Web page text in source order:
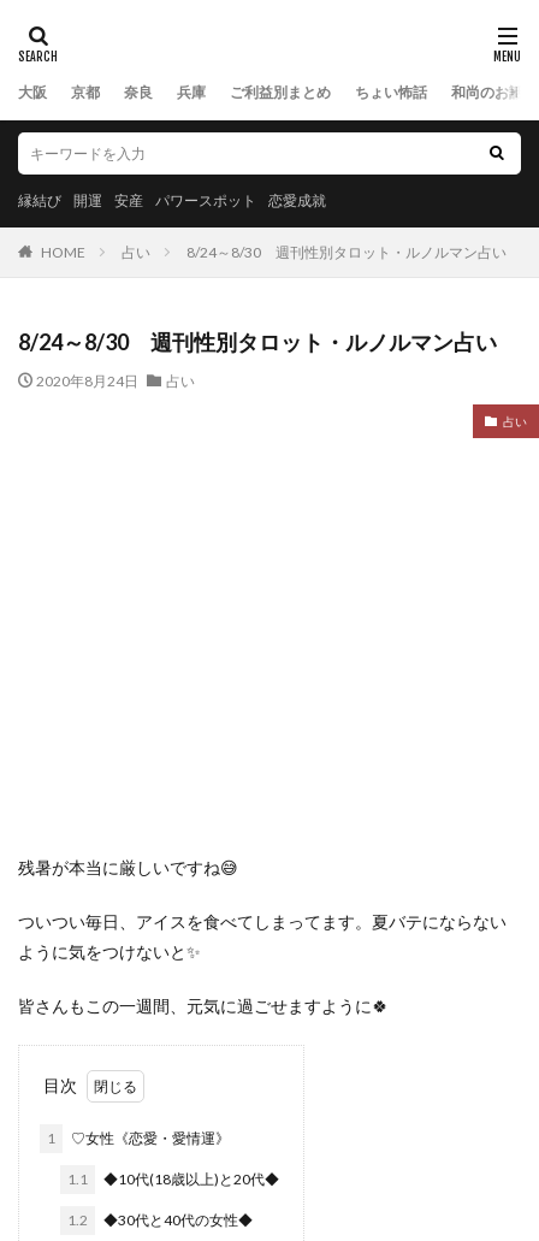
大阪 京都 奈良 兵庫 ご利益別まとめ ちょい怖話 和尚のお話
縁結び 開運 安産 パワースポット 恋愛成就
HOME 占い 8/24～8/30 週刊性別タロット・ルノルマン占い
8/24～8/30 週刊性別タロット・ルノルマン占い
2020年8月24日 占い
占い
残暑が本当に厳しいですね😅
ついつい毎日、アイスを食べてしまってます。夏バテにならない
ように気をつけないと✨
皆さんもこの一週間、元気に過ごせますように🍀
目次
1 ♡女性《恋愛・愛情運》
1.1 ◆10代(18歳以上)と20代◆
1.2 ◆30代と40代の女性◆